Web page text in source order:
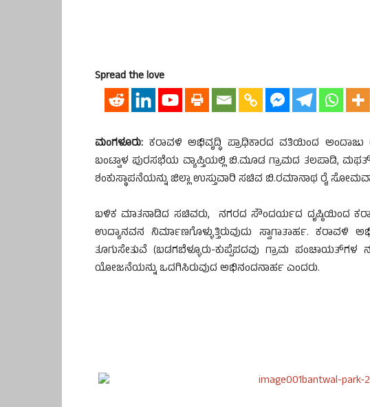
Spread the love
ಮಂಗಳೂರು: ಕರಾವಳಿ ಅಭಿವೃದ್ಧಿ ಪ್ರಾಧಿಕಾರದ ವತಿಯಿಂದ
ಬಂಟ್ವಾಳ ಪುರಸಭೆಯ ವ್ಯಾಪ್ತಿಯಲ್ಲಿ ಬಿ.ಮೂಡ ಗ್ರಾಮದ ತಲಪಾಡಿ,
ಶಂಕುಸ್ಥಾಪನೆಯನ್ನು ಜಿಲ್ಲಾ ಉಸ್ತುವಾರಿ ಸಚಿವ ಬಿ.ರಮಾನಾಥ ರೈ
ಬಳಿಕ ಮಾತನಾಡಿದ ಸಚಿವರು, ನಗರದ ಸೌಂದರ್ಯದ ದೃಷ್ಠಿಯಿಂದ
ಉದ್ಯಾನವನ ನಿರ್ಮಾಣಗೊಳ್ಳುತ್ತಿರುವುದು ಸ್ವಾಗಾತಾರ್ಹ. ಕರಾವಳಿ
ತೂಗುಸೇತುವೆ (ಬಡಗಬೆಳ್ಳೂರು-ಕುಪ್ಪೆಪದವು ಗ್ರಾಮ
ಯೋಜನೆಯನ್ನು ಒದಗಿಸಿರುವುದ ಅಭಿನಂದನಾರ್ಹ ಎಂದರು.